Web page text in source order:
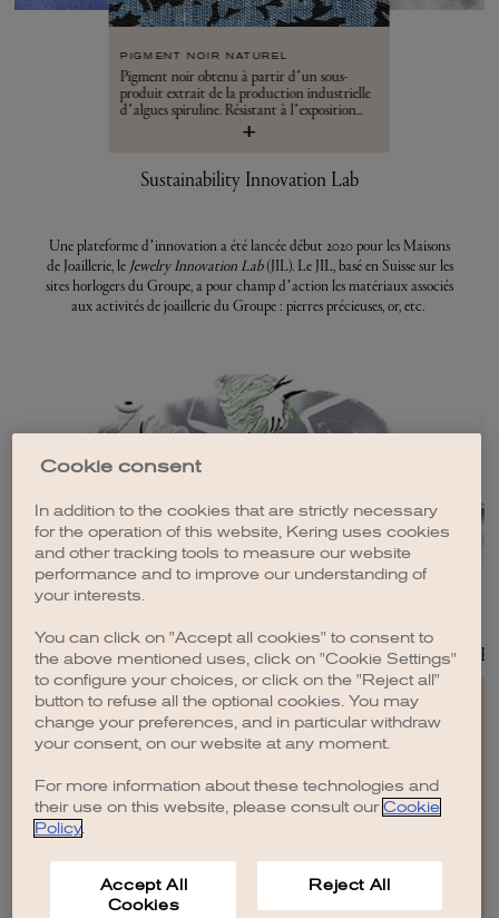
PIGMENT NOIR NATUREL
Pigment noir obtenu à partir d’un sous-
produit extrait de la production industrielle
d’algues spiruline. ​Résistant à l’exposition...
+
Sustainability Innovation Lab
Une plateforme d’innovation a été lancée début 2020 pour les Maisons
de Joaillerie, le Jewelry Innovation Lab(JIL). Le JIL, basé en Suisse sur les
sites horlogers du Groupe, a pour champ d’action les matériaux associés
aux activités de joaillerie du Groupe : pierres précieuses, or, etc.
AMBITION CIRCULARITÉ
Passer à une économie véritablement circulaire
implique de repenser en profondeur la manière dont...
matières
EN FR IT CN JP
PLAN DU SITE
MENTIONS LÉGALES
Cookie consent
In addition to the cookies that are strictly necessary
for the operation of this website, Kering uses cookies
and other tracking tools to measure our website
performance and to improve our understanding of
your interests.
You can click on "Accept all cookies" to consent to
the above mentioned uses, click on "Cookie Settings"
to configure your choices, or click on the "Reject all"
button to refuse all the optional cookies. You may
change your preferences, and in particular withdraw
your consent, on our website at any moment.
For more information about these technologies and
their use on this website, please consult our Cookie
Policy.
Accept All
Cookies
Reject All